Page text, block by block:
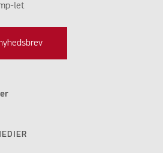
let